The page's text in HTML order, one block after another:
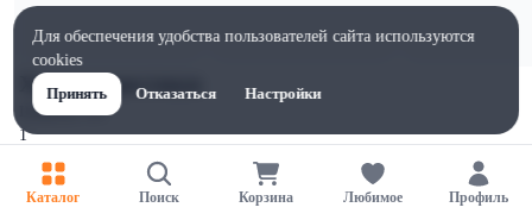
Характеристики
Ширина, мм
1
Высота, мм
1Каталог Поиск Корзина Любимое Профиль
Для обеспечения удобства пользователей сайта используются
cookies
Принять
Отказаться Настройки